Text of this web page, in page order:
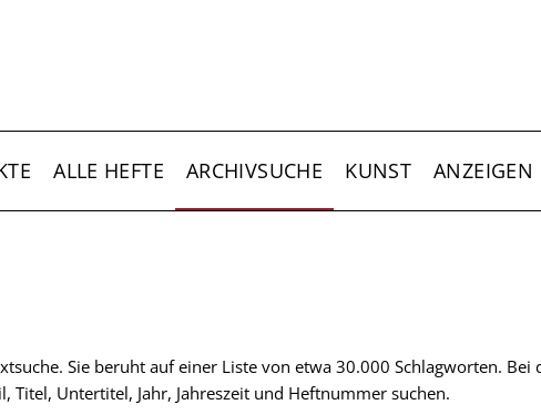
ALLE HEFTE ARCHIVSUCHE KUNST ANZEIGEN
Sie beruht auf einer Liste von etwa 30.000 Schlagworten. Bei
Titel, Untertitel, Jahr, Jahreszeit und Heftnummer suchen.